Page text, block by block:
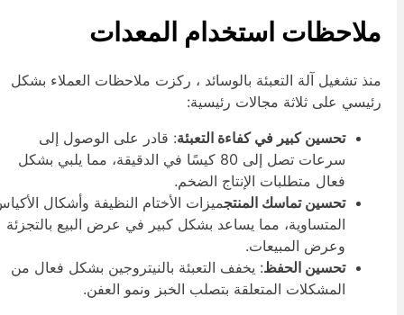
ملاحظات استخدام المعدات
منذ تشغيل آلة التعبئة بالوسائد ، ركزت ملاحظات العملاء بشكل
رئيسي على ثلاثة مجالات رئيسية:
تحسين كبير في كفاءة التعبئة: قادر على الوصول إلى
سرعات تصل إلى 80 كيسًا في الدقيقة، مما يلبي بشكل
فعال متطلبات الإنتاج الضخم.
تحسين تماسك المنتجميزات الأختام النظيفة وأشكال الأكياس
المتساوية، مما يساعد بشكل كبير في عرض البيع بالتجزئة
وعرض المبيعات.
تحسين الحفظ: يخفف التعبئة بالنيتروجين بشكل فعال من
المشكلات المتعلقة بتصلب الخبز ونمو العفن.